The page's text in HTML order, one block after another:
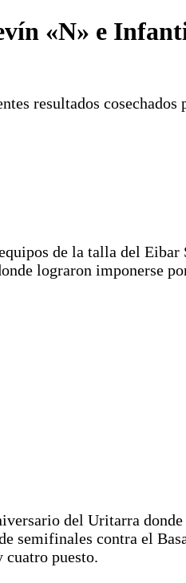
«N» e
resultados
de la talla del
lograron imponerse
del Uritarra
semifinales contra el
puesto.